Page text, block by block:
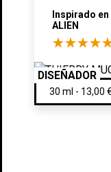
Inspirado en
ALIEN
DISEÑADOR